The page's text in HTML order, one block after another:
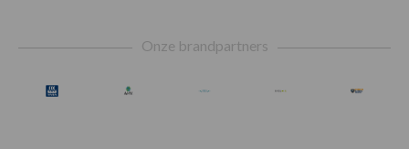
Onze brandpartners